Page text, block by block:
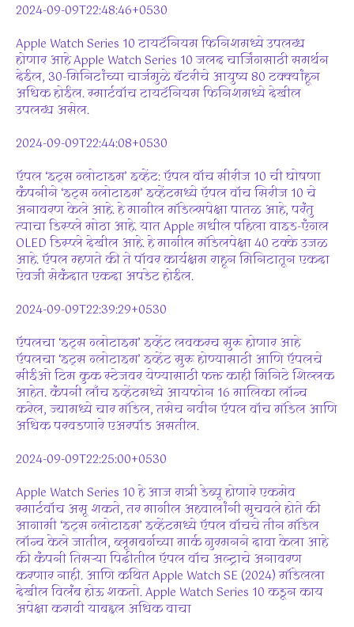
2024-09-09T22:48:46+0530
Apple Watch Series 10 टायटॅनियम फिनिशमध्ये उपलब्ध
होणार आहे Apple Watch Series 10 जलद चार्जिंगसाठी समर्थन
देईल, 30-मिनिटांच्या चार्जमुळे बॅटरीचे आयुष्य 80 टक्क्यांहून
अधिक होईल. स्मार्टवॉच टायटॅनियम फिनिशमध्ये देखील
उपलब्ध असेल.
2024-09-09T22:44:08+0530
ऍपल ‘इट्स ग्लोटाइम’ इव्हेंट: ऍपल वॉच सीरीज 10 ची घोषणा
कंपनीने ‘इट्स ग्लोटाइम’ इव्हेंटमध्ये ऍपल वॉच सिरीज 10 चे
अनावरण केले आहे. हे मागील मॉडेल्सपेक्षा पातळ आहे, परंतु
त्याचा डिस्प्ले मोठा आहे. यात Apple मधील पहिला वाइड-एंगल
OLED डिस्प्ले देखील आहे. हे मागील मॉडेलपेक्षा 40 टक्के उजळ
आहे. ऍपल म्हणते की ते पॉवर कार्यक्षम राहून मिनिटातून एकदा
ऐवजी सेकंदात एकदा अपडेट होईल.
2024-09-09T22:39:29+0530
ऍपलचा ‘इट्स ग्लोटाइम’ इव्हेंट लवकरच सुरू होणार आहे
ऍपलचा ‘इट्स ग्लोटाइम’ इव्हेंट सुरू होण्यासाठी आणि ऍपलचे
सीईओ टिम कुक स्टेजवर येण्यासाठी फक्त काही मिनिटे शिल्लक
आहेत. कंपनी लाँच इव्हेंटमध्ये आयफोन 16 मालिका लॉन्च
करेल, ज्यामध्ये चार मॉडेल, तसेच नवीन ऍपल वॉच मॉडेल आणि
अधिक परवडणारे एअरपॉड असतील.
2024-09-09T22:25:00+0530
Apple Watch Series 10 हे आज रात्री डेब्यू होणारे एकमेव
स्मार्टवॉच असू शकते, तर मागील अहवालांनी सुचवले होते की
आगामी ‘इट्स ग्लोटाइम’ इव्हेंटमध्ये ऍपल वॉचचे तीन मॉडेल
लॉन्च केले जातील, ब्लूमबर्गच्या मार्क गुरमनने दावा केला आहे
की कंपनी तिसऱ्या पिढीतील ऍपल वॉच अल्ट्राचे अनावरण
करणार नाही. आणि कथित Apple Watch SE (2024) मॉडेलला
देखील विलंब होऊ शकतो. Apple Watch Series 10 कडून काय
अपेक्षा करावी याबद्दल अधिक वाचा